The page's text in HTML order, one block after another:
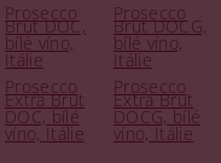
Prosecco
Brut DOC,
bílé víno,
Itálie
Prosecco
Brut DOCG,
bílé víno,
Itálie
Prosecco
Extra Brut
DOC, bílé
víno, Itálie
Prosecco
Extra Brut
DOCG, bílé
víno, Itálie